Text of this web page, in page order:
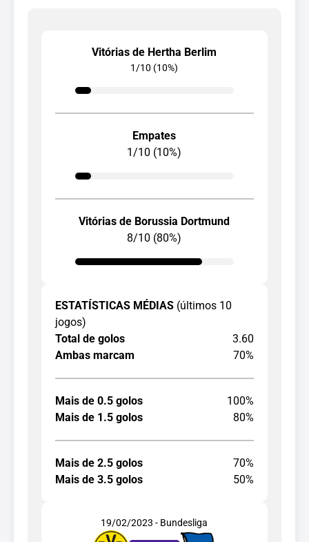
Vitórias de Hertha Berlim
1/10 (10%)
Empates
1/10 (10%)
Vitórias de Borussia Dortmund
8/10 (80%)
ESTATÍSTICAS MÉDIAS (últimos 10
jogos)
Total de golos
3.60
Ambas marcam
70%
Mais de 0.5 golos
100%
Mais de 1.5 golos
80%
Mais de 2.5 golos
70%
Mais de 3.5 golos
50%
19/02/2023 - Bundesliga